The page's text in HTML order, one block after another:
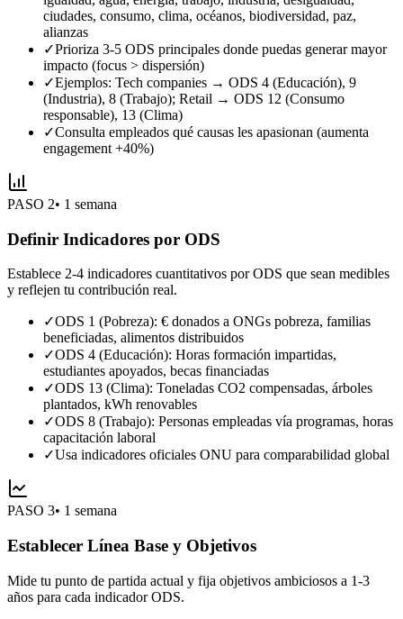
ciudades, consumo, clima, océanos, biodiversidad, paz,
alianzas
✓Prioriza 3-5 ODS principales donde puedas generar mayor
impacto (focus > dispersión)
✓Ejemplos: Tech companies → ODS 4 (Educación), 9
(Industria), 8 (Trabajo); Retail → ODS 12 (Consumo
responsable), 13 (Clima)
✓Consulta empleados qué causas les apasionan (aumenta
engagement +40%)
PASO 2• 1 semana
Definir Indicadores por ODS
Establece 2-4 indicadores cuantitativos por ODS que sean medibles
y reflejen tu contribución real.
✓ODS 1 (Pobreza): € donados a ONGs pobreza, familias
beneficiadas, alimentos distribuidos
✓ODS 4 (Educación): Horas formación impartidas,
estudiantes apoyados, becas financiadas
✓ODS 13 (Clima): Toneladas CO2 compensadas, árboles
plantados, kWh renovables
✓ODS 8 (Trabajo): Personas empleadas vía programas, horas
capacitación laboral
✓Usa indicadores oficiales ONU para comparabilidad global
PASO 3• 1 semana
Establecer Línea Base y Objetivos
Mide tu punto de partida actual y fija objetivos ambiciosos a 1-3
años para cada indicador ODS.